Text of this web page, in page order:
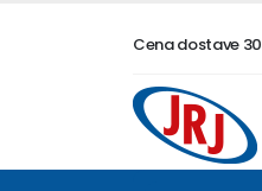
Cena dostave